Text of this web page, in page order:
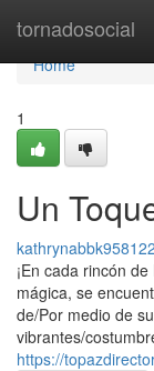
tornadosocial
Home
Home
1
Un
kathrynabbk958122
¡En cada rincón
mágica, se
de/Por medio de
vibrantes/
https://